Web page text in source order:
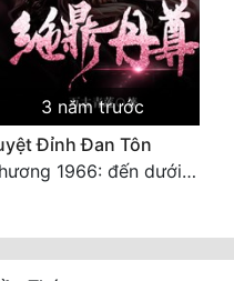
3 năm trước
Đỉnh Đan Tôn
Chương 1966: đến dưới tương tư thụ (đại kết cục